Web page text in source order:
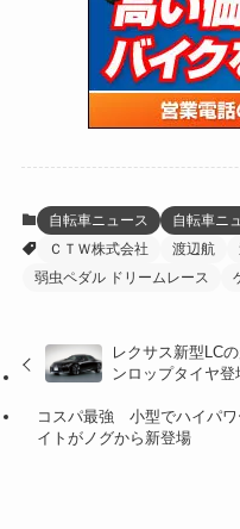
(109)
(15)
(5)
(17)
(5)
(27)
(61)
(13)
(60)
(171)
(38)
(59)
(47)
(16)
(20)
(4)
(16)
(1)
自転車ニュース
自転車ニ
ＣＴＷ株式会社
渡辺航
弱虫ペダル ドリームレース
レクサス新型LC
ンロップタイヤ登
コスパ最強 小型でハイパワ
イトがノグから新登場